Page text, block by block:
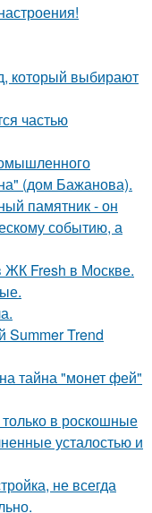
который выбирают
частью
(дом Бажанова).
памятник - он
событию, а
ЖК Fresh в Москве.
Summer Trend
тайна "монет фей"
в роскошные
усталостью и
не всегда